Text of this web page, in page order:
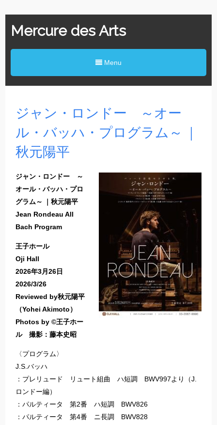
Mercure des Arts
Menu
ジャン・ロンドー ～オー
ル・バッハ・プログラム～ ｜
秋元陽平
ジャン・ロンドー ～
オール・バッハ・プロ
グラム～ ｜秋元陽平
Jean Rondeau All
Bach Program
王子ホール
Oji Hall
2026年3月26日
2026/3/26
Reviewed by秋元陽平
（Yohei Akimoto）
Photos by ©︎王子ホー
ル 撮影：藤本史昭
〈プログラム〉
J.S.バッハ
：プレリュード リュート組曲 ハ短調 BWV997より（J.
ロンドー編）
：パルティータ 第2番 ハ短調 BWV826
：パルティータ 第4番 ニ長調 BWV828